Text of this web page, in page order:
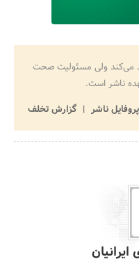
می‌کند ولی مسئولیت صحت
ناشر است.
پروفایل ناشر
گزارش تخلف